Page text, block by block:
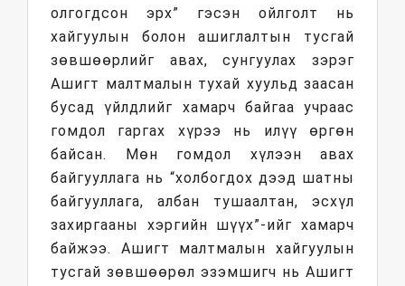
олгогдсон эрх” гэсэн ойлголт нь
хайгуулын болон ашиглалтын тусгай
зөвшөөрлийг авах, сунгуулах зэрэг
Ашигт малтмалын тухай хуульд заасан
бусад үйлдлийг хамарч байгаа учраас
гомдол гаргах хүрээ нь илүү өргөн
байсан. Мөн гомдол хүлээн авах
байгууллага нь “холбогдох дээд шатны
байгууллага, албан тушаалтан, эсхүл
захиргааны хэргийн шүүх”-ийг хамарч
байжээ. Ашигт малтмалын хайгуулын
тусгай зөвшөөрөл эзэмшигч нь Ашигт